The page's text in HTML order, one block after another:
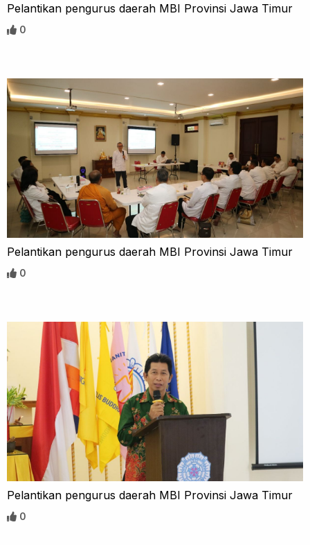
Pelantikan pengurus daerah MBI Provinsi Jawa Timur
0
Pelantikan pengurus daerah MBI Provinsi Jawa Timur
0
Pelantikan pengurus daerah MBI Provinsi Jawa Timur
0